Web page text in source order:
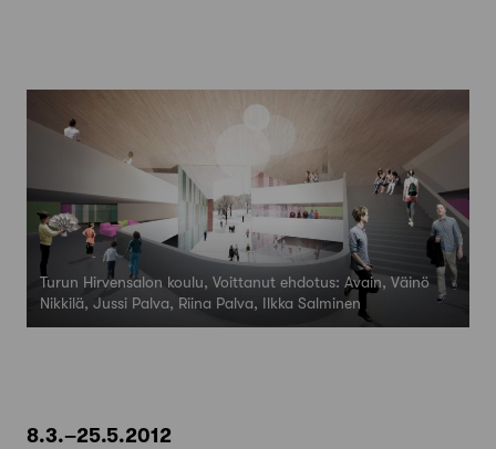
Turun Hirvensalon koulu, Voittanut ehdotus: Avain, Väinö
Nikkilä, Jussi Palva, Riina Palva, Ilkka Salminen
8.3.–25.5.2012